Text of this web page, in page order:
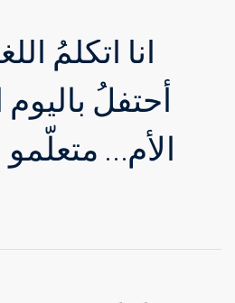
أنا أتكلّمُ
أحتفلُ باليوم
الأم…